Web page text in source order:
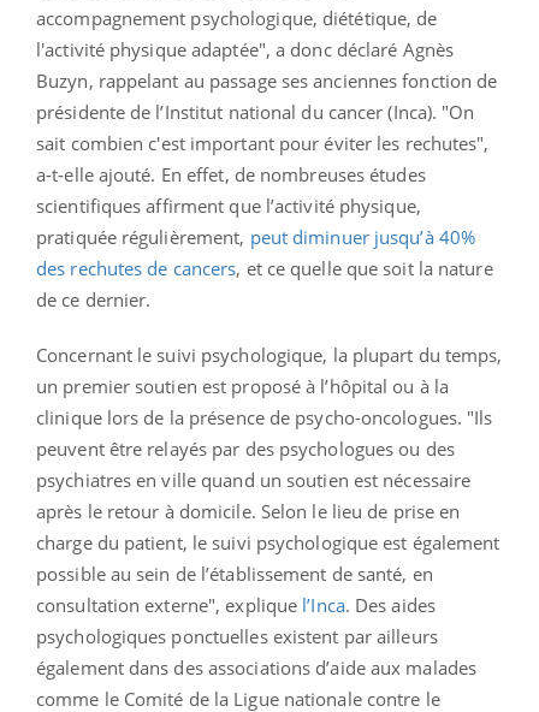
accompagnement psychologique, diététique, de
l'activité physique adaptée", a donc déclaré Agnès
Buzyn, rappelant au passage ses anciennes fonction de
présidente de l’Institut national du cancer (Inca). "On
sait combien c'est important pour éviter les rechutes",
a-t-elle ajouté. En effet, de nombreuses études
scientifiques affirment que l’activité physique,
pratiquée régulièrement, peut diminuer jusqu’à 40%
des rechutes de cancers, et ce quelle que soit la nature
de ce dernier.
Concernant le suivi psychologique, la plupart du temps,
un premier soutien est proposé à l’hôpital ou à la
clinique lors de la présence de psycho-oncologues. "Ils
peuvent être relayés par des psychologues ou des
psychiatres en ville quand un soutien est nécessaire
après le retour à domicile. Selon le lieu de prise en
charge du patient, le suivi psychologique est également
possible au sein de l’établissement de santé, en
consultation externe", explique l’Inca. Des aides
psychologiques ponctuelles existent par ailleurs
également dans des associations d’aide aux malades
comme le Comité de la Ligue nationale contre le